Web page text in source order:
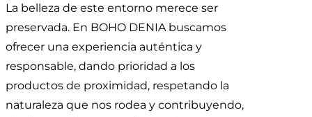
La belleza de este entorno merece ser
preservada. En BOHO DENIA buscamos
ofrecer una experiencia auténtica y
responsable, dando prioridad a los
productos de proximidad, respetando la
naturaleza que nos rodea y contribuyendo,